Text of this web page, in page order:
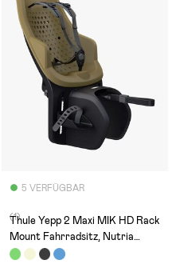
5 VERFÜGBAR
(1)
Thule Yepp 2 Maxi MIK HD Rack
Mount Fahrradsitz, Nutria
Green